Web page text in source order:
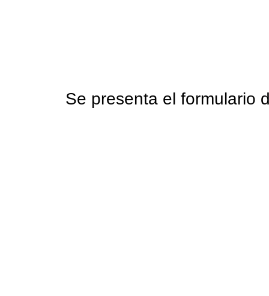
Se presenta el formulario